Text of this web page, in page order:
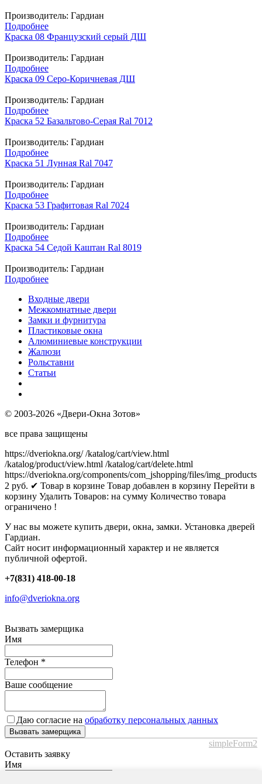
Производитель: Гардиан
Подробнее
Краска 08 Французский серый ДШ
Производитель: Гардиан
Подробнее
Краска 09 Серо-Коричневая ДШ
Производитель: Гардиан
Подробнее
Краска 52 Базальтово-Серая Ral 7012
Производитель: Гардиан
Подробнее
Краска 51 Лунная Ral 7047
Производитель: Гардиан
Подробнее
Краска 53 Графитовая Ral 7024
Производитель: Гардиан
Подробнее
Краска 54 Седой Каштан Ral 8019
Производитель: Гардиан
Подробнее
Входные двери
Межкомнатные двери
Замки и фурнитура
Пластиковые окна
Алюминиевые конструкции
Жалюзи
Рольставни
Статьи
© 2003-2026 «Двери-Окна Зотов»
все права защищены
https://dveriokna.org/ /katalog/cart/view.html
/katalog/product/view.html /katalog/cart/delete.html
https://dveriokna.org/components/com_jshopping/files/img_products
2 руб. ✔ Товар в корзине Товар добавлен в корзину Перейти в
корзину Удалить Товаров: на сумму Количество товара
ограничено !
У нас вы можете купить двери, окна, замки. Установка дверей
Гардиан.
Сайт носит информационный характер и не является
публичной офертой.
+7(831) 418-00-18
info@dveriokna.org
Вызвать замерщика
Имя
Телефон *
Ваше сообщение
Даю согласие на обработку персональных данных
Вызвать замерщика
simpleForm2
Оставить заявку
Имя